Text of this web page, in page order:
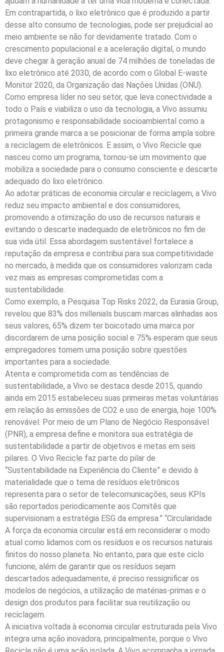
Em contrapartida, o lixo eletrônico que é produzido a partir
desse alto consumo de tecnologias, pode ser prejudicial ao
meio ambiente se não for devidamente tratado. Com o
crescimento populacional e a aceleração digital, o mundo
deve chegar à geração anual de 74 milhões de toneladas de
lixo eletrônico até 2030, de acordo com o Global E-waste
Monitor 2020, da Organização das Nações Unidas (ONU).
Como empresa líder no seu setor, que leva conectividade a
todo o País e viabiliza o uso da tecnologia, a Vivo assumiu
protagonismo e responsabilidade socioambiental como a
primeira grande marca a se posicionar de forma ampla sobre
a reciclagem de eletrônicos. E assim, o Vivo Recicle que
nasceu como um programa, tornou-se um movimento que
mobiliza a sociedade para o consumo consciente e descarte
adequado do lixo eletrônico.
Ao adotar práticas de economia circular e reciclagem, a Vivo
reduz seu impacto ambiental e dos consumidores,
promovendo a otimização do uso de recursos naturais e
evitando o descarte inadequado de eletrônicos no fim de
sua vida útil. Essa abordagem sustentável fortalece a
reputação da empresa e contribui para sua competitividade
no mercado, à medida que os consumidores valorizam cada
vez mais as empresas comprometidas com a
sustentabilidade.
Como exemplo, a Pesquisa Top Risks 2022, da Eurasia Group,
revelou que 83% dos millenials buscam marcas alinhadas aos
seus valores, 65% dizem ter boicotado uma marca por
discordarem de uma posição social e 75% esperam que seus
empregadores tomem uma posição sobre questões
importantes para a sociedade.
Atenta e comprometida com as tendências de
sustentabilidade, a Vivo se destaca desde 2015, quando
ainda em 2015 estabeleceu suas primeiras metas voluntárias
em relação às emissões de CO2 e uso de energia, hoje 100%
renovável. Por meio de um Plano de Negócio Responsável
(PNR), a empresa define e monitora sua estratégia de
sustentabilidade a partir de objetivos e metas em seis
pilares. O Vivo Recicle faz parte do pilar de
“Sustentabilidade na Experiência do Cliente” e devido à
materialidade que o tema de resíduos eletrônicos
representa para o setor de telecomunicações, seus KPIs
são reportados periodicamente aos Comitês que
supervisionam a estratégia ESG da empresa.” “Circularidade
A força da economia circular está em reconsiderar o modo
atual como lidamos com os resíduos e os recursos naturais
finitos do nosso planeta. No entanto, para que este ciclo
funcione, além de garantir que os resíduos sejam
descartados adequadamente, é preciso ressignificar os
modelos de negócios, a utilização de matérias-primas e o
design dos produtos para facilitar sua reutilização ou
reciclagem.
A iniciativa voltada à economia circular estruturada pela Vivo
integra uma ação inovadora, principalmente, porque o Vivo